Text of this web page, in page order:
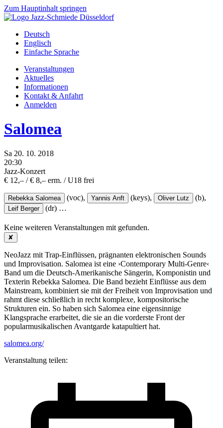
Zum Hauptinhalt springen
Deutsch
Englisch
Einfache Sprache
Veranstaltungen
Aktuelles
Informationen
Kontakt & Anfahrt
Anmelden
Salomea
Sa 20. 10. 2018
20:30
Jazz-Konzert
€ 12,– / € 8,– erm. / U18 frei
Rebekka Salomea (voc), Yannis Anft (keys), Oliver Lutz (b),
Leif Berger (dr) …
Keine weiteren Veranstaltungen mit gefunden.
✘
NeoJazz mit Trap-Einflüssen, prägnanten elektronischen Sounds
und Improvisation. Salomea ist eine ›Contemporary Multi-Genre‹
Band um die Deutsch-Amerikanische Sängerin, Komponistin und
Texterin Rebekka Salomea. Die Band bezieht Einflüsse aus dem
Mainstream, kombiniert sie mit der Freiheit von Improvisation und
rahmt diese schließlich in recht komplexe, kompositorische
Strukturen ein. So haben sich Salomea eine eigensinnige
Klangsprache erarbeitet, die sie an die vorderste Front der
popularmusikalischen Avantgarde katapultiert hat.
salomea.org/
Veranstaltung teilen: